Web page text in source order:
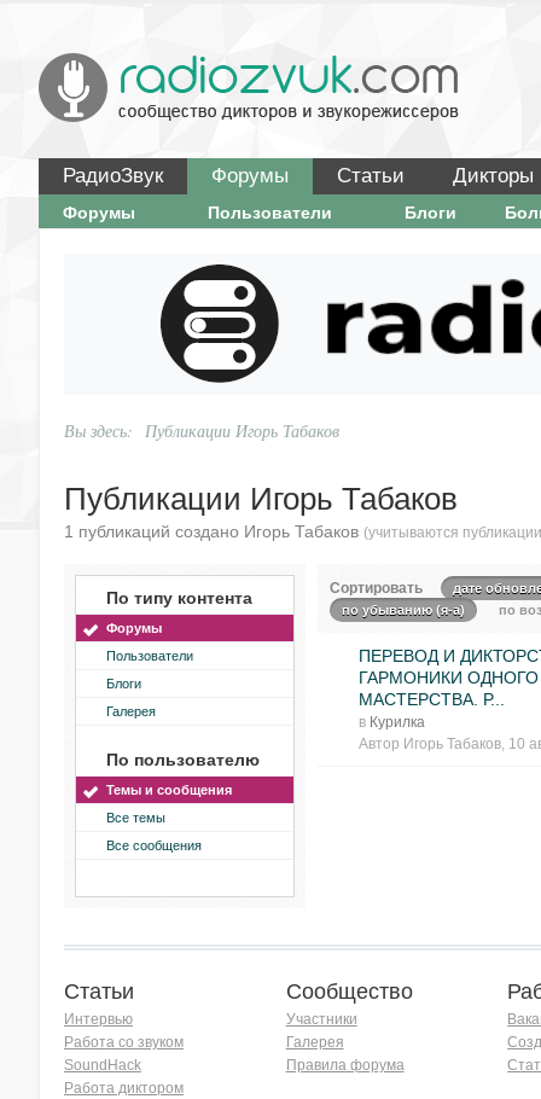
РадиоЗвук Форумы Статьи Дикторы
Форумы Пользователи Блоги
Вы здесь: Публикации Игорь Табаков
Публикации Игорь Табаков
1 публикаций создано Игорь Табаков (учитываются
По типу контента
Форумы
Пользователи
Блоги
Галерея
По пользователю
Темы и сообщения
Все темы
Все сообщения
Сортировать
дате
по убыванию (я-а)
по
ПЕРЕВОД И
ГАРМОНИКИ ОДНОГО
МАСТЕРСТВА. Р...
в Курилка
Автор Игорь Табаков, 10
Статьи
Интервью
Работа со звуком
SoundHack
Работа диктором
Сообщество
Участники
Галерея
Правила форума